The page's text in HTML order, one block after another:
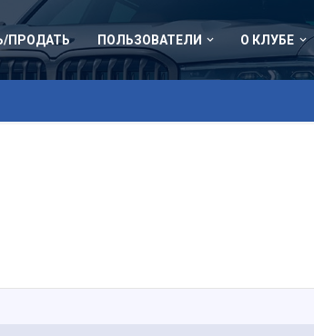
ПРОДАТЬ ПОЛЬЗОВАТЕЛИ О КЛУБЕ